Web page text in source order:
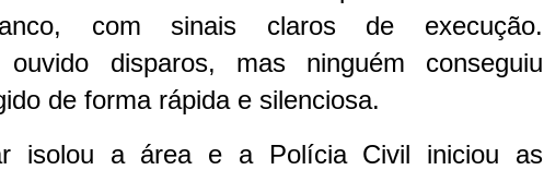
com sinais claros de execução.
disparos, mas ninguém conseguiu
de forma rápida e silenciosa.
isolou a área e a Polícia Civil iniciou as